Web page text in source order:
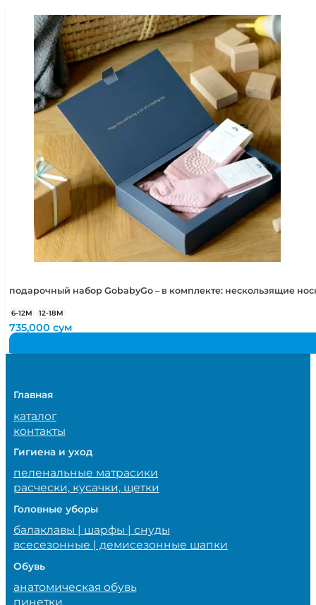
подарочный набор GobabyGo – в комплекте: нескользящие
6-12М 12-18М
735,000сум
Главная
каталог
контакты
Гигиена и уход
пеленальные матрасики
расчески, кусачки, щетки
Головные уборы
балаклавы | шарфы | снуды
всесезонные | демисезонные шапки
Обувь
анатомическая обувь
пинетки